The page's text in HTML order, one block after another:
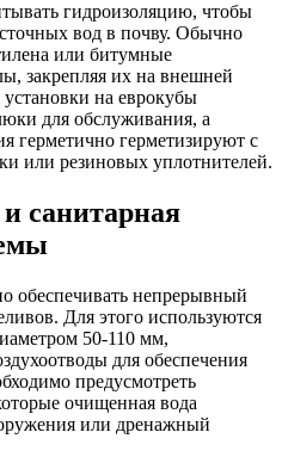
гидроизоляцию, чтобы
вод в почву. Обычно
или битумные
закрепляя их на внешней
на еврокубы
для обслуживания, а
герметично герметизируют с
или резиновых уплотнителей.
санитарная
обеспечивать непрерывный
Для этого используются
50-110 мм,
для обеспечения
предусмотреть
очищенная вода
или дренажный